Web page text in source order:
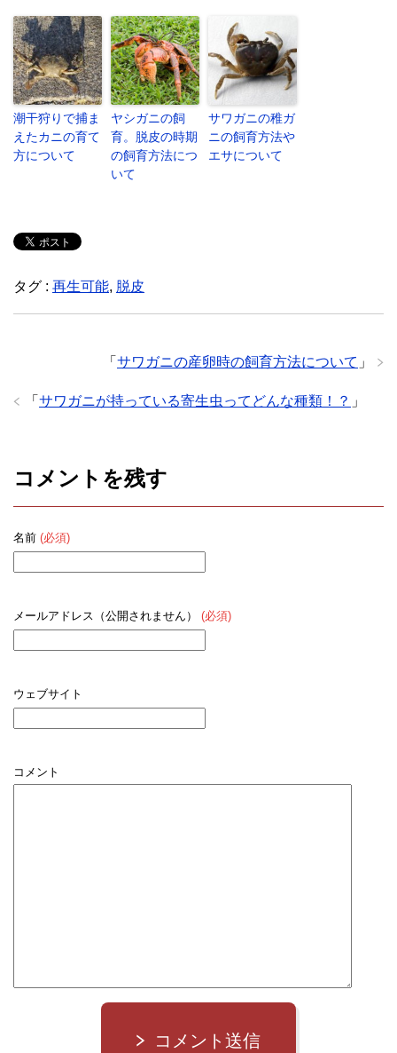
潮干狩りで捕ま
えたカニの育て
方について
ヤシガニの飼
育。脱皮の時期
の飼育方法につ
いて
サワガニの稚ガ
ニの飼育方法や
エサについて
タグ : 再生可能, 脱皮
「 サワガニの産卵時の飼育方法について 」
「 サワガニが持っている寄生虫ってどんな種類！？ 」
コメントを残す
名前 (必須)
メールアドレス（公開されません） (必須)
ウェブサイト
コメント
コメント送信